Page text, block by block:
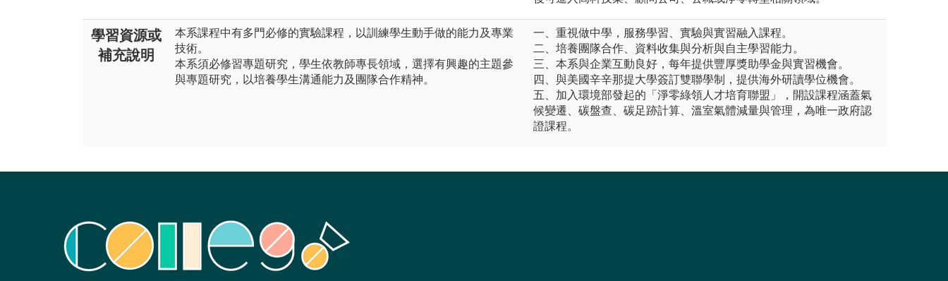
學習資源或
補充說明
本系課程中有多門必修的實驗課程，以訓練學生動手做的能力及專業
技術。
本系須必修習專題研究，學生依教師專長領域，選擇有興趣的主題參
與專題研究，以培養學生溝通能力及團隊合作精神。
一、重視做中學，服務學習、實驗與實習融入課程。
二、培養團隊合作、資料收集與分析與自主學習能力。
三、本系與企業互動良好，每年提供豐厚獎助學金與實習機會。
四、與美國辛辛那提大學簽訂雙聯學制，提供海外研讀學位機會。
五、加入環境部發起的「淨零綠領人才培育聯盟」，開設課程涵蓋氣
候變遷、碳盤查、碳足跡計算、溫室氣體減量與管理，為唯一政府認
證課程。